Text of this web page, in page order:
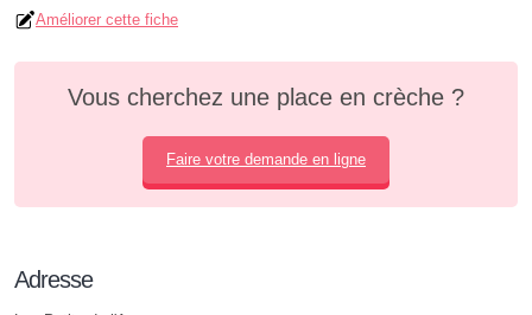
Améliorer cette fiche
Vous cherchez une place en crèche ?
Faire votre demande en ligne
Adresse